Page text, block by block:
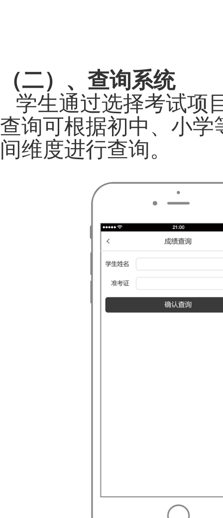
（二）、查询系统
学生通过选择考试项
查询可根据初中、小
间维度进行查询。